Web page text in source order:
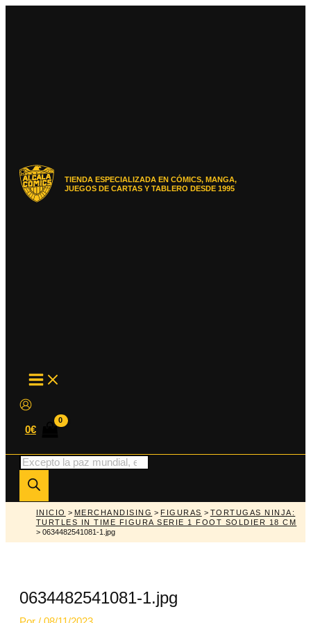
TIENDA ESPECIALIZADA EN CÓMICS, MANGA,
JUEGOS DE CARTAS Y TABLERO DESDE 1995
MAIN
MENU
0€
Búsqueda
de
productos
INICIO > MERCHANDISING > FIGURAS > TORTUGAS NINJA:
TURTLES IN TIME FIGURA SERIE 1 FOOT SOLDIER 18 CM
> 0634482541081-1.jpg
0634482541081-1.jpg